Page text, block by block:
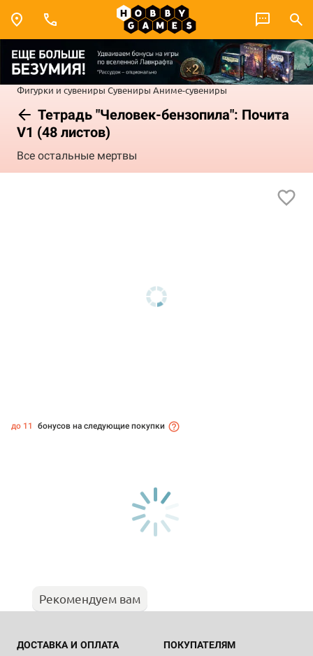
Фигурки и сувениры Сувениры Аниме-сувениры
Тетрадь "Человек-бензопила": Почита
V1 (48 листов)
Все остальные мертвы
до 11 бонусов на следующие покупки
Рекомендуем вам
ДОСТАВКА И ОПЛАТА ПОКУПАТЕЛЯМ